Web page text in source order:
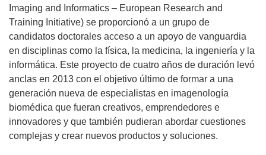
Imaging and Informatics – European Research and
Training Initiative) se proporcionó a un grupo de
candidatos doctorales acceso a un apoyo de vanguardia
en disciplinas como la física, la medicina, la ingeniería y la
informática. Este proyecto de cuatro años de duración levó
anclas en 2013 con el objetivo último de formar a una
generación nueva de especialistas en imagenología
biomédica que fueran creativos, emprendedores e
innovadores y que también pudieran abordar cuestiones
complejas y crear nuevos productos y soluciones.